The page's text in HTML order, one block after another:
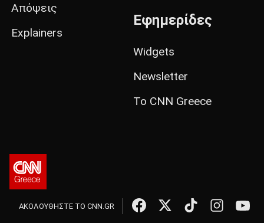
Απόψεις
Explainers
Εφημερίδες
Widgets
Newsletter
Το CNN Greece
ΑΚΟΛΟΥΘΗΣΤΕ ΤΟ CNN.GR